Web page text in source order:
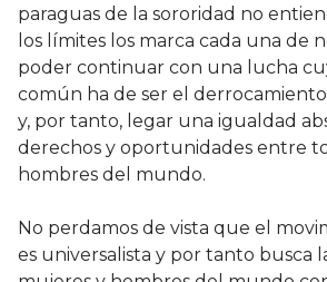
paraguas de la sororidad no
los límites los marca cada una de
poder continuar con una lucha
común ha de ser el
y, por tanto, legar una igualdad
derechos y oportunidades entre
hombres del mundo.
No perdamos de vista que el
es universalista y por tanto busca